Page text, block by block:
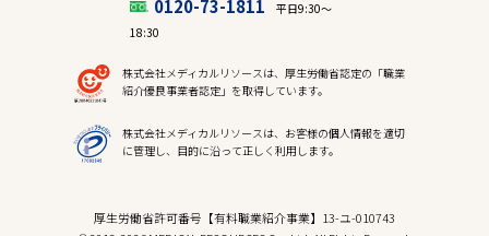
0120-73-1811
平日9:30〜
18:30
株式会社メディカルリソースは、厚生労働省認定の「職業
紹介優良事業者認定」を取得しています。
株式会社メディカルリソースは、お客様の個人情報を適切
に管理し、目的に沿って正しく利用します。
厚生労働省許可番号【有料職業紹介事業】13-ユ-010743